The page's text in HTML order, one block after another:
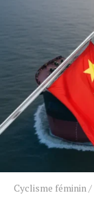
Cyclisme féminin /